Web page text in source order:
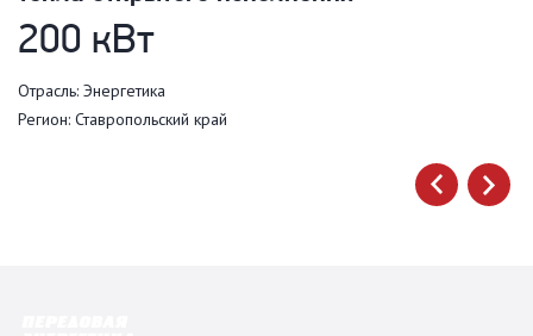
200 кВт
Отрасль: Энергетика
Регион: Ставропольский край
prev
next